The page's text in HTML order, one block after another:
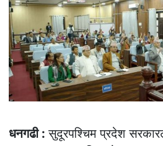
धनगढी : सुदूरपश्चिम प्रदेश